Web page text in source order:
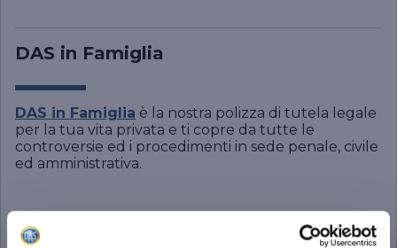
DAS in Famiglia
DAS in Famiglia è la nostra polizza di tutela legale
per la tua vita privata e ti copre da tutte le
controversie ed i procedimenti in sede penale, civile
ed amministrativa.